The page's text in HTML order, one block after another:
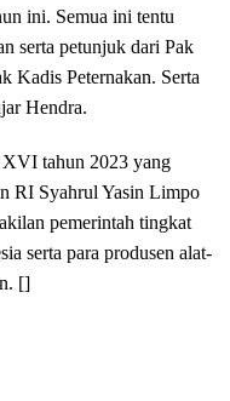
ini. Semua ini tentu
serta petunjuk dari Pak
Kadis Peternakan. Serta
Hendra.
XVI tahun 2023 yang
RI Syahrul Yasin Limpo
pemerintah tingkat
serta para produsen alat-
[]